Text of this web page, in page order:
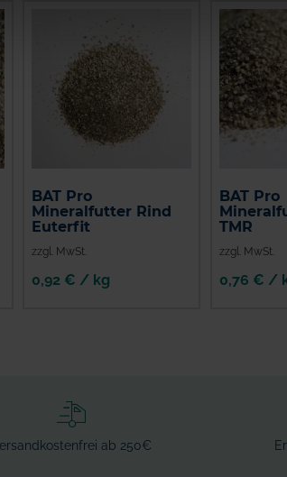
BAT Pro
Mineralfutter Rind
Euterfit
zzgl. MwSt.
0,92 € / kg
BAT Pro
TMR
zzgl. MwSt.
0,76 € /
ab 250€